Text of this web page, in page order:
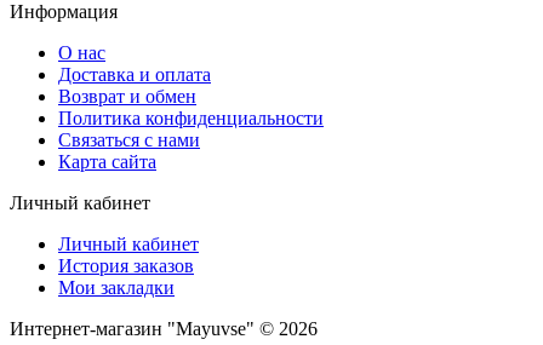
Информация
О нас
Доставка и оплата
Возврат и обмен
Политика конфиденциальности
Связаться с нами
Карта сайта
Личный кабинет
Личный кабинет
История заказов
Мои закладки
Интернет-магазин "Mayuvse" © 2026